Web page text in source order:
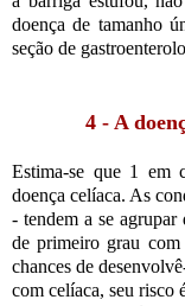
doença de tamanho
seção de
4 - A
Estima-se que 1 em
doença celíaca. As
- tendem a se
de primeiro grau
chances de
com celíaca, seu risco